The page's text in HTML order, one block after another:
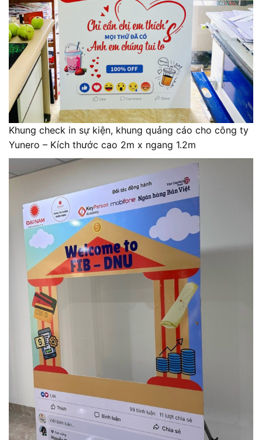
Khung check in sự kiện, khung quảng cáo cho công ty
Yunero – Kích thước cao 2m x ngang 1.2m